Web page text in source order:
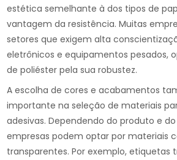
estética semelhante à dos tipos de
vantagem da resistência. Muitas
setores que exigem alta
eletrônicos e equipamentos pesados,
de poliéster pela sua robustez.
A escolha de cores e acabamentos
importante na seleção de materiais
adesivas. Dependendo do produto e
empresas podem optar por materiais
transparentes. Por exemplo, etiquetas